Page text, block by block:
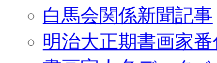
白馬会関係新聞記事
明治大正期書画家